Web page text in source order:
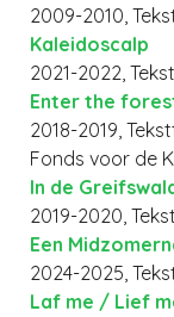
2009-2010,
Kaleidoscalp
2021-2022,
Enter the
2018-2019,
Fonds voor de
In de
2019-2020,
Een
2024-2025,
Laf me / Lief